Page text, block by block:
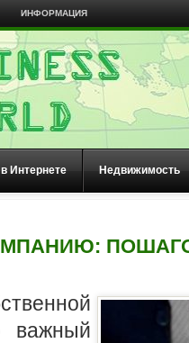
ИНФОРМАЦИЯ
Интернете Недвижимость
важный